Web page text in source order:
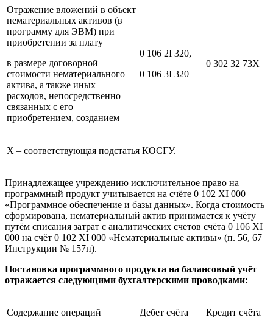
Отражение вложений в объект
нематериальных активов (в
программу для ЭВМ) при
приобретении за плату
в размере договорной
стоимости нематериального
актива, а также иных
расходов, непосредственно
связанных с его
приобретением, созданием
0 106 2I 320,
0 106 3I 320
0 302 32 73Х
Х – соответствующая подстатья КОСГУ.
Принадлежащее учреждению исключительное право на
программный продукт учитывается на счёте 0 102 XI 000
«Программное обеспечение и базы данных». Когда стоимость
сформирована, нематериальный актив принимается к учёту
путём списания затрат с аналитических счетов счёта 0 106 XI
000 на счёт 0 102 XI 000 «Нематериальные активы» (п. 56, 67
Инструкции № 157н).
Постановка программного продукта на балансовый учёт
отражается следующими бухгалтерскими проводками:
Содержание операций Дебет счёта Кредит счёта